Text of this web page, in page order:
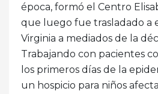
época, formó el Centro
que luego fue trasladado a
Virginia a mediados de la
Trabajando con pacientes
los primeros días de la
un hospicio para niños